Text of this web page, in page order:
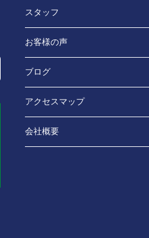
スタッフ
お客様の声
ブログ
アクセスマップ
会社概要